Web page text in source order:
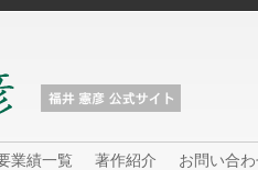
業績一覧 著作紹介 お問い合